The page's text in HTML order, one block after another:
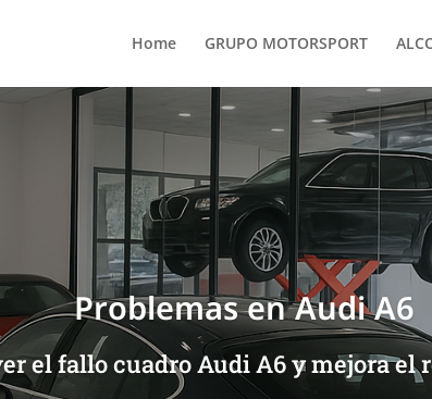
Home GRUPO MOTORSPORT
Problemas en Audi A6
el fallo cuadro Audi A6 y mejora